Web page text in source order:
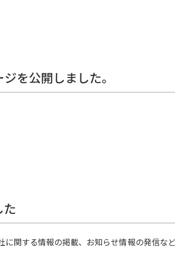
を公開しました。
関する情報の掲載、お知らせ情報の発信な